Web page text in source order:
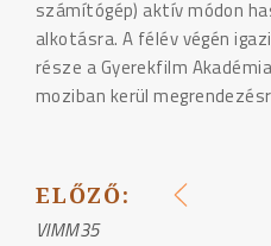
számítógép) aktív módon
alkotásra. A félév végén
része a Gyerekfilm
moziban kerül
BEJEGYZÉS
ELŐZŐ:
VIMM35